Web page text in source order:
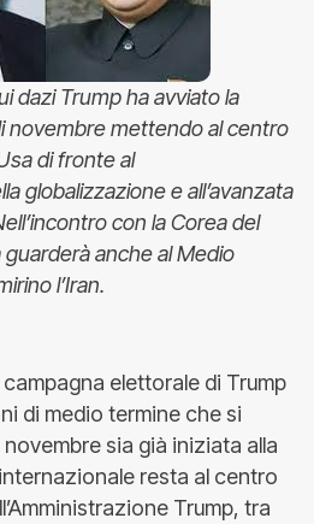
dazi Trump ha avviato la
novembre mettendo al centro
di fronte al
globalizzazione e all’avanzata
con la Corea del
anche al Medio
l’Iran.
elettorale di Trump
di medio termine che si
sia già iniziata alla
resta al centro
Trump, tra